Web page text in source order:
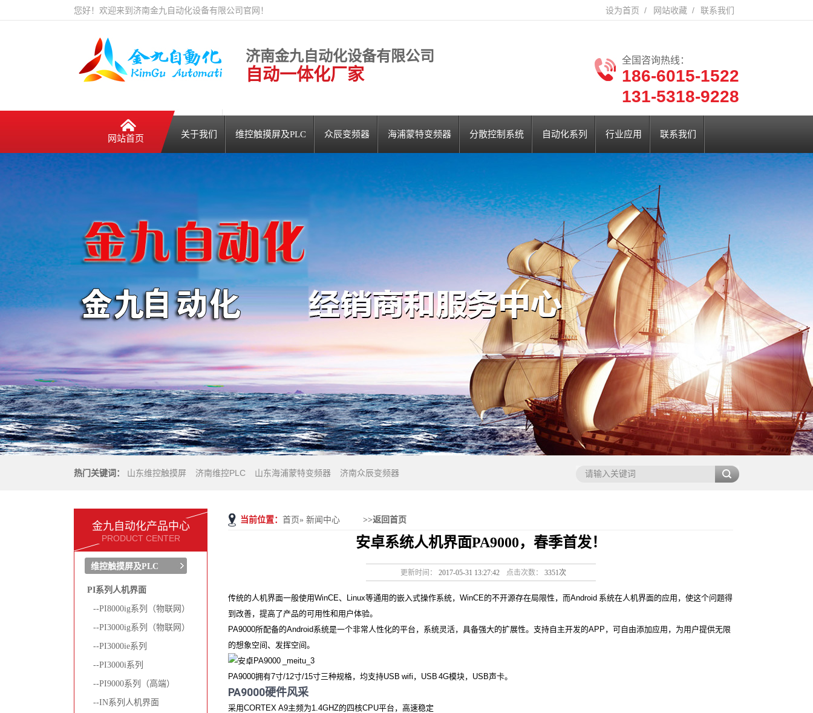
设为首页 / 网站收藏 / 联系我们
您好！欢迎来到济南金九自动化设备有限公司官网！
济南金九自动化设备有限公司
自动一体化厂家
全国咨询热线：
186-6015-1522
131-5318-9228
网站首页 关于我们 维控触摸屏及PLC 众辰变频器 海浦蒙特变频器 分散控制系统 自动化系列 行业应用 联系我们
热门关键词： 山东维控触摸屏 济南维控PLC 山东海浦蒙特变频器 济南众辰变频器
当前位置： 首页» 新闻中心 >>返回首页
安卓系统人机界面PA9000，春季首发！
更新时间： 2017-05-31 13:27:42 点击次数： 3351次
传统的人机界面一般使用WinCE、Linux等通用的嵌入式操作系统，WinCE的不开源存在局限性，而Android 系统在人机界面的应用，使这个问题得
到改善，提高了产品的可用性和用户体验。
PA9000所配备的Android系统是一个非常人性化的平台，系统灵活，具备强大的扩展性。支持自主开发的APP，可自由添加应用，为用户提供无限
的想象空间、发挥空间。
PA9000拥有7寸/12寸/15寸三种规格，均支持USB wifi，USB 4G模块，USB声卡。
PA9000硬件风采
采用CORTEX A9主频为1.4GHZ的四核CPU平台，高速稳定
金九自动化产品中心
PRODUCT CENTER
维控触摸屏及PLC
PI系列人机界面
--PI8000ig系列（物联网）
--PI3000ig系列（物联网）
--PI3000ie系列
--PI3000i系列
--PI9000系列（高端）
--IN系列人机界面